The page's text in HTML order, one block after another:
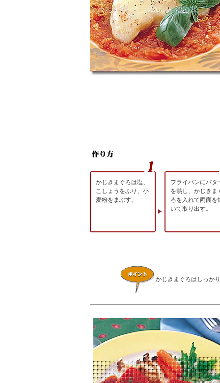
かじきまぐろは塩、
こしょうをふり、小
麦粉をまぶす。
フライパンにバタ
を熱し、かじきま
ろを入れて両面を
いて取り出す。
かじきまぐろはしっか